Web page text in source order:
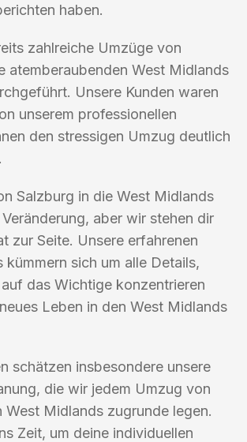
haben.
zahlreiche Umzüge von
atemberaubenden West Midlands
Unsere Kunden waren
unserem professionellen
den stressigen Umzug deutlich
Salzburg in die West Midlands
aber wir stehen dir
zur Seite. Unsere erfahrenen
kümmern sich um alle Details,
das Wichtige konzentrieren
Leben in den West Midlands
schätzen insbesondere unsere
die wir jedem Umzug von
West Midlands zugrunde legen.
Zeit, um deine individuellen